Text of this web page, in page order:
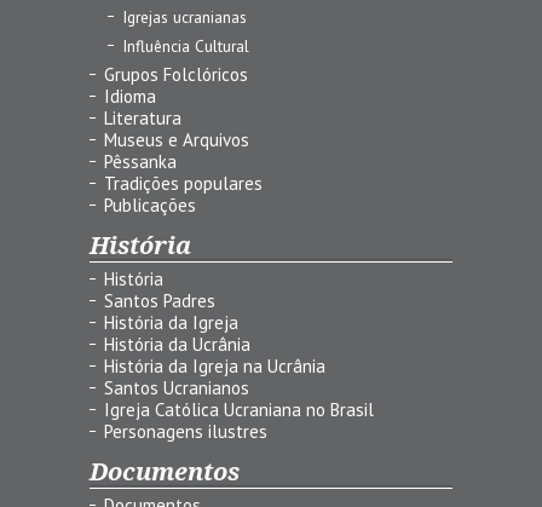
Igrejas ucranianas
Influência Cultural
Grupos Folclóricos
Idioma
Literatura
Museus e Arquivos
Pêssanka
Tradições populares
Publicações
História
História
Santos Padres
História da Igreja
História da Ucrânia
História da Igreja na Ucrânia
Santos Ucranianos
Igreja Católica Ucraniana no Brasil
Personagens ilustres
Documentos